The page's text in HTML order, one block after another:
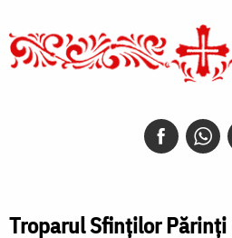
Troparul Sfinţilor